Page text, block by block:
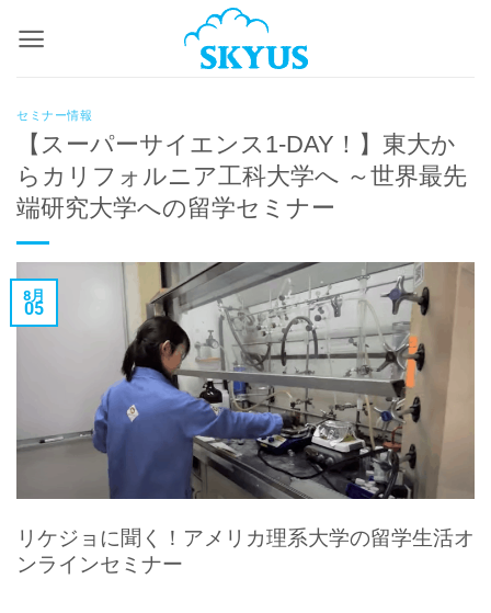
セミナー情報
【スーパーサイエンス1-DAY！】東大か
らカリフォルニア工科大学へ ～世界最先
端研究大学への留学セミナー
8月
05
リケジョに聞く！アメリカ理系大学の留学生活オ
ンラインセミナー